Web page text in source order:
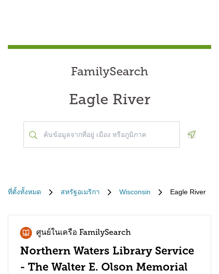
FamilySearch
Eagle River
ที่ตั้งทั้งหมด สหรัฐอเมริกา Wisconsin Eagle River
ศูนย์ในเครือ FamilySearch
Northern Waters Library Service
- The Walter E. Olson Memorial